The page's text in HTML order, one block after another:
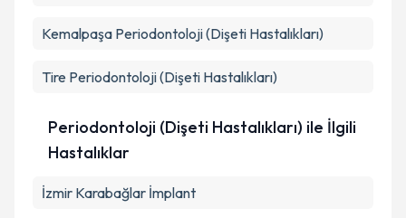
Kemalpaşa Periodontoloji (Dişeti Hastalıkları)
Tire Periodontoloji (Dişeti Hastalıkları)
Periodontoloji (Dişeti Hastalıkları) ile İlgili
Hastalıklar
İzmir Karabağlar İmplant